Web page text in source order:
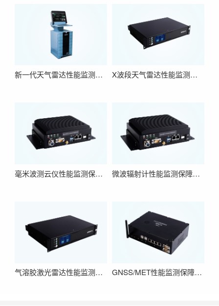
新一代天气雷达性能监测保障系统 X波段天气雷达性能监测保障系统
毫米波测云仪性能监测保障系统 微波辐射计性能监测保障系统
气溶胶激光雷达性能监测保障系统 GNSS/MET性能监测保障系统